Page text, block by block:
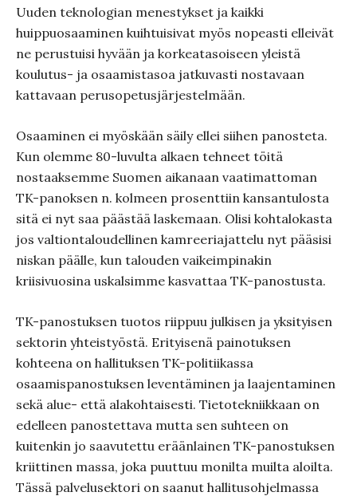
Uuden teknologian menestykset ja kaikki
huippuosaaminen kuihtuisivat myös nopeasti elleivät
ne perustuisi hyvään ja korkeatasoiseen yleistä
koulutus- ja osaamistasoa jatkuvasti nostavaan
kattavaan perusopetusjärjestelmään.
Osaaminen ei myöskään säily ellei siihen panosteta.
Kun olemme 80-luvulta alkaen tehneet töitä
nostaaksemme Suomen aikanaan vaatimattoman
TK-panoksen n. kolmeen prosenttiin kansantulosta
sitä ei nyt saa päästää laskemaan. Olisi kohtalokasta
jos valtiontaloudellinen kamreeriajattelu nyt pääsisi
niskan päälle, kun talouden vaikeimpinakin
kriisivuosina uskalsimme kasvattaa TK-panostusta.
TK-panostuksen tuotos riippuu julkisen ja yksityisen
sektorin yhteistyöstä. Erityisenä painotuksen
kohteena on hallituksen TK-politiikassa
osaamispanostuksen leventäminen ja laajentaminen
sekä alue- että alakohtaisesti. Tietotekniikkaan on
edelleen panostettava mutta sen suhteen on
kuitenkin jo saavutettu eräänlainen TK-panostuksen
kriittinen massa, joka puuttuu monilta muilta aloilta.
Tässä palvelusektori on saanut hallitusohjelmassa